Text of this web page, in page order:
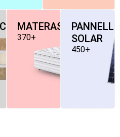
MATERASSI
370+
PANNELLI-
SOLAR
450+